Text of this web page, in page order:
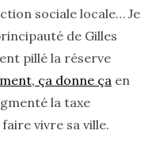
sociale locale… Je
de Gilles
pillé la réserve
ça donne ça en
la taxe
vivre sa ville.